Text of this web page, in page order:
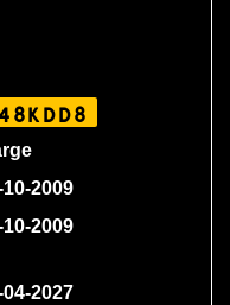
48KDD8
10-2009
10-2009
04-2027